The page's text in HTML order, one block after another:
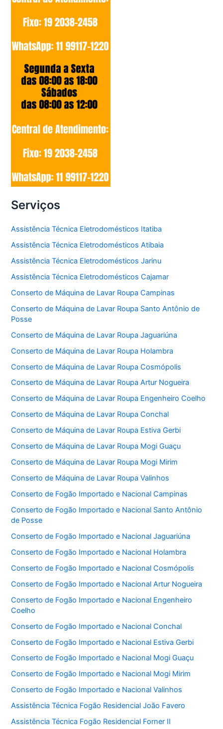
Serviços
Assistência Técnica Eletrodomésticos Itatiba
Assistência Técnica Eletrodomésticos Atibaia
Assistência Técnica Eletrodomésticos Jarinu
Assistência Técnica Eletrodomésticos Cajamar
Conserto de Máquina de Lavar Roupa Campinas
Conserto de Máquina de Lavar Roupa Santo Antônio de
Posse
Conserto de Máquina de Lavar Roupa Jaguariúna
Conserto de Máquina de Lavar Roupa Holambra
Conserto de Máquina de Lavar Roupa Cosmópolis
Conserto de Máquina de Lavar Roupa Artur Nogueira
Conserto de Máquina de Lavar Roupa Engenheiro Coelho
Conserto de Máquina de Lavar Roupa Conchal
Conserto de Máquina de Lavar Roupa Estiva Gerbi
Conserto de Máquina de Lavar Roupa Mogi Guaçu
Conserto de Máquina de Lavar Roupa Mogi Mirim
Conserto de Máquina de Lavar Roupa Valinhos
Conserto de Fogão Importado e Nacional Campinas
Conserto de Fogão Importado e Nacional Santo Antônio
de Posse
Conserto de Fogão Importado e Nacional Jaguariúna
Conserto de Fogão Importado e Nacional Holambra
Conserto de Fogão Importado e Nacional Cosmópolis
Conserto de Fogão Importado e Nacional Artur Nogueira
Conserto de Fogão Importado e Nacional Engenheiro
Coelho
Conserto de Fogão Importado e Nacional Conchal
Conserto de Fogão Importado e Nacional Estiva Gerbi
Conserto de Fogão Importado e Nacional Mogi Guaçu
Conserto de Fogão Importado e Nacional Mogi Mirim
Conserto de Fogão Importado e Nacional Valinhos
Assistência Técnica Fogão Residencial João Favero
Assistência Técnica Fogão Residencial Forner II